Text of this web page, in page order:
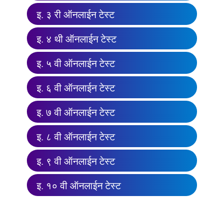
इ. ३ री ऑनलाईन टेस्ट
इ. ४ थी ऑनलाईन टेस्ट
इ. ५ वी ऑनलाईन टेस्ट
इ. ६ वी ऑनलाईन टेस्ट
इ. ७ वी ऑनलाईन टेस्ट
इ. ८ वी ऑनलाईन टेस्ट
इ. ९ वी ऑनलाईन टेस्ट
इ. १० वी ऑनलाईन टेस्ट